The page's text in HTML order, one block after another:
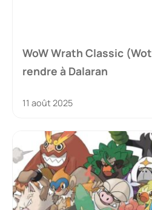
WoW Wrath Classic
rendre à Dalaran
11 août 2025